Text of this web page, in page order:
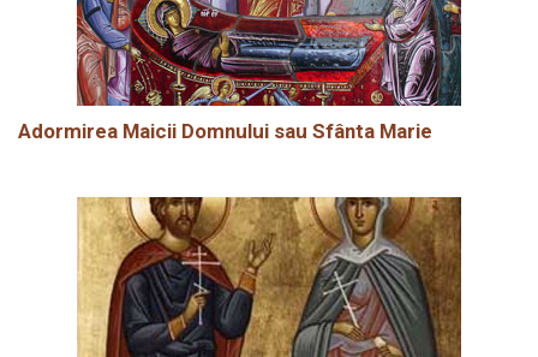
Adormirea Maicii Domnului sau Sfânta Marie